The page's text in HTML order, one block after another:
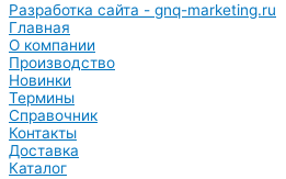
Разработка сайта - gnq-marketing.ru
Главная
О компании
Производство
Новинки
Термины
Справочник
Контакты
Доставка
Каталог